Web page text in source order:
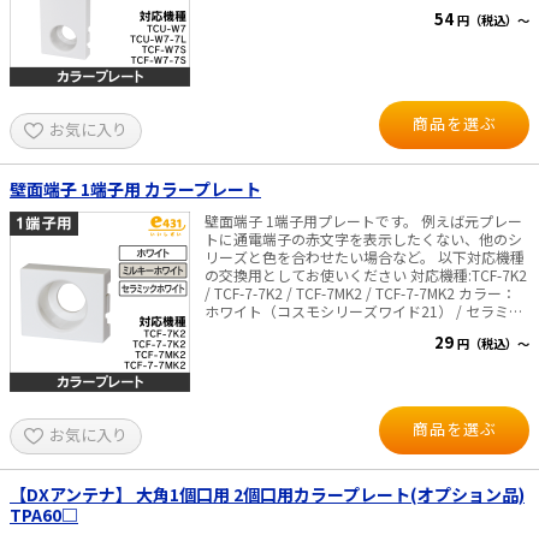
EV充電設備工事関連
感染症関連
その他
e431オリジナル
暑さ対策
販売終了品
54 円（税込）～
お気に入り 商品を選ぶ
壁面端子 1端子用 カラープレート
壁面端子 1端子用プレートです。 例えば元プレー
トに通電端子の赤文字を表示したくない、他のシ
リーズと色を合わせたい場合など。 以下対応機種
の交換用としてお使いください 対応機種:TCF-7K2
/ TCF-7-7K2 / TCF-7MK2 / TCF-7-7MK2 カラー：
ホワイト（コスモシリーズワイド21） / セラミッ
29 円（税込）～
お気に入り 商品を選ぶ
【DXアンテナ】 大角1個口用 2個口用カラープレート(オプション品)
TPA60□